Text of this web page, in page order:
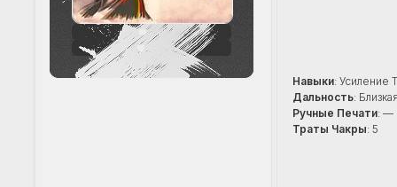
242
+33
Навыки: Усиление
Дальность:
Ручные Печати: —
Траты Чакры: 5